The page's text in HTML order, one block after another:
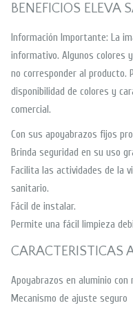
BENEFICIOS ELEVA
Información Importante: La
informativo. Algunos colores
no corresponder al producto.
disponibilidad de colores y
comercial.
Con sus apoyabrazos fijos
Brinda seguridad en su uso
Facilita las actividades de la
sanitario.
Fácil de instalar.
Permite una fácil limpieza
CARACTERISTICAS
Apoyabrazos en aluminio
Mecanismo de ajuste seguro